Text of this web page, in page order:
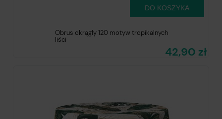
Obrus okrągły 120 motyw tropikalnych
liści
42,90 zł
DO KOSZYKA